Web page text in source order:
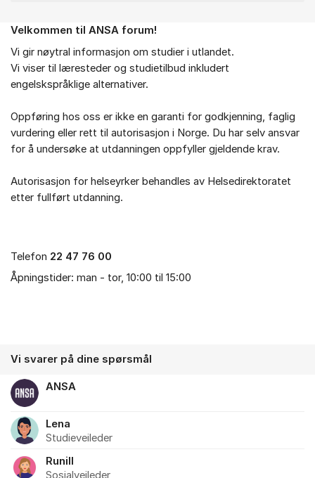
Om forumet
Velkommen til ANSA forum!
Vi gir nøytral informasjon om studier i utlandet.
Vi viser til læresteder og studietilbud inkludert
engelskspråklige alternativer.
Oppføring hos oss er ikke en garanti for godkjenning, faglig
vurdering eller rett til autorisasjon i Norge. Du har selv ansvar
for å undersøke at utdanningen oppfyller gjeldende krav.
Autorisasjon for helseyrker behandles av Helsedirektoratet
etter fullført utdanning.
Telefon 22 47 76 00
Åpningstider: man - tor, 10:00 til 15:00
Vi svarer på dine spørsmål
ANSA
Lena
Studieveileder
Runill
Sosialveileder